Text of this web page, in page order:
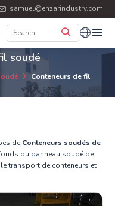
samuel@enzarindustry.com
soudé
Conteneurs de fil
de Conteneurs soudés de
du panneau soudé de
transport de conteneurs et